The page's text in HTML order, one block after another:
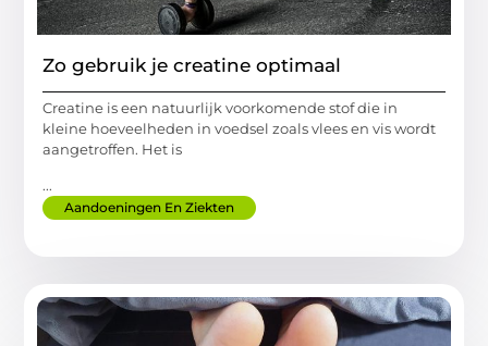
Zo gebruik je creatine optimaal
Creatine is een natuurlijk voorkomende stof die in
kleine hoeveelheden in voedsel zoals vlees en vis wordt
aangetroffen. Het is
...
Aandoeningen En Ziekten